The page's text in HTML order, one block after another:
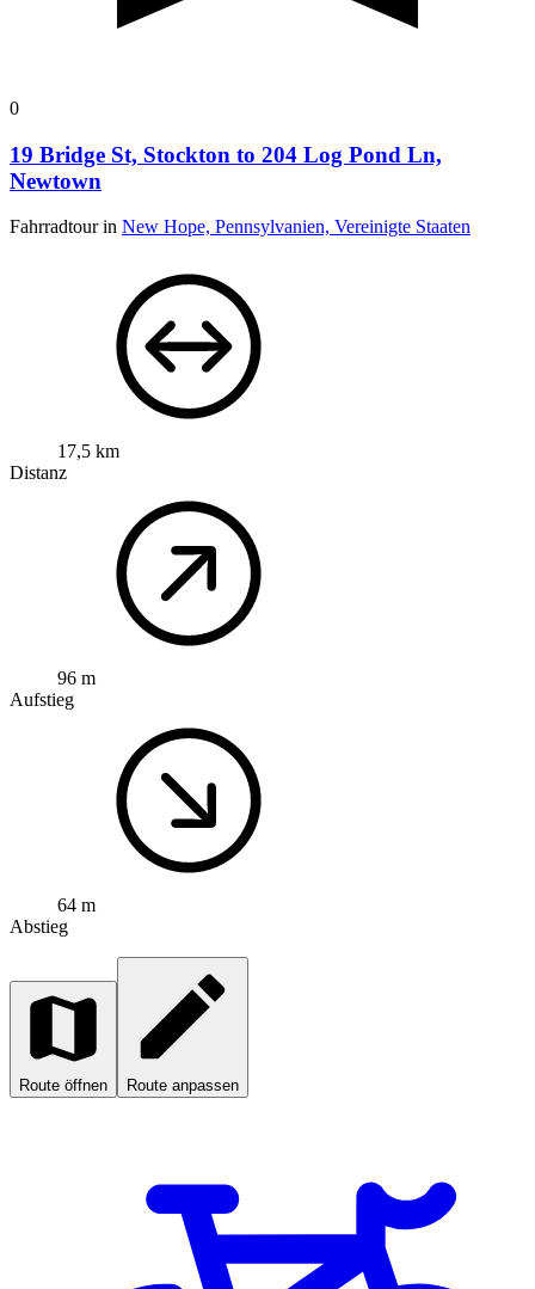
0
19 Bridge St, Stockton to 204 Log Pond Ln,
Newtown
Fahrradtour in New Hope, Pennsylvanien, Vereinigte Staaten
17,5 km
Distanz
96 m
Aufstieg
64 m
Abstieg
Route öffnen Route anpassen